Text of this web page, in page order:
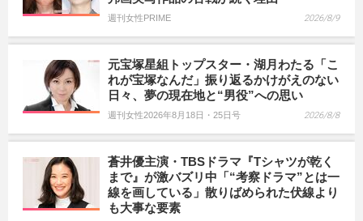
週刊女性PRIME 2026/8/9
元宝塚星組トップスター・湖月わたる「こ
れが宝塚なんだ」振り返るかけがえのない
日々、夢の現在地と“男役”への思い
週刊女性2026年8月18日・25日号 2026/8/8
蒼井優主演・TBSドラマ『Tシャツが乾く
まで』が激バズリ中「“考察ドラマ”とは一
線を画している」散りばめられた伏線より
も大事な要素